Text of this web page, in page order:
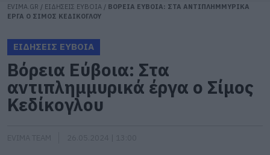
EVIMA.GR / ΕΙΔΗΣΕΙΣ ΕΥΒΟΙΑ / ΒΟΡΕΙΑ ΕΥΒΟΙΑ: ΣΤΑ ΑΝΤΙΠΛΗΜΜΥΡΙΚΑ
ΕΡΓΑ Ο ΣΙΜΟΣ ΚΕΔΙΚΟΓΛΟΥ
ΕΙΔΗΣΕΙΣ ΕΥΒΟΙΑ
Βόρεια Εύβοια: Στα
αντιπλημμυρικά έργα ο Σίμος
Κεδίκογλου